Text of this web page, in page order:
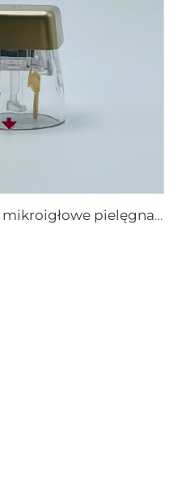
Sylfirm X igłowanie mikroigłowe pielęgnacja skóry końcówki sylfirm X X-25